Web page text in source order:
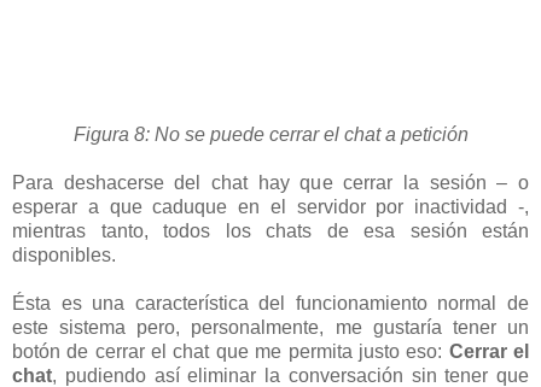
Figura 8: No se puede cerrar el chat a petición
Para deshacerse del chat hay que cerrar la sesión – o
esperar a que caduque en el servidor por inactividad -,
mientras tanto, todos los chats de esa sesión están
disponibles.
Ésta es una característica del funcionamiento normal de
este sistema pero, personalmente, me gustaría tener un
botón de cerrar el chat que me permita justo eso: Cerrar el
chat, pudiendo así eliminar la conversación sin tener que